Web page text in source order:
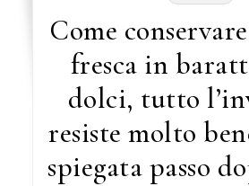
Come
fresca in
dolci, tutto
resiste molto
spiegata passo